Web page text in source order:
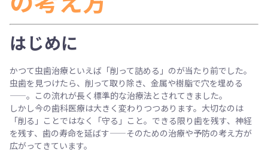
はじめに
かつて虫歯治療といえば「削って詰める」のが当たり前でした。
虫歯を見つけたら、削って取り除き、金属や樹脂で穴を埋める
——。この流れが長く標準的な治療法とされてきました。
しかし今の歯科医療は大きく変わりつつあります。大切なのは
「削る」ことではなく「守る」こと。できる限り歯を残す、神経
を残す、歯の寿命を延ばす——そのための治療や予防の考え方が
広がってきています。